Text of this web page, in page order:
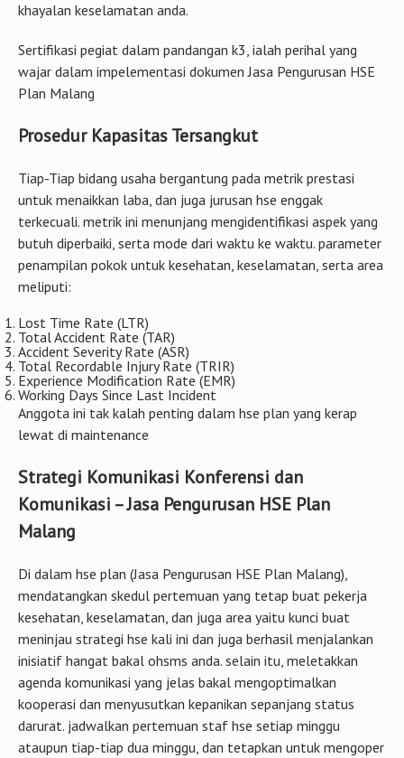
khayalan keselamatan anda.
Sertifikasi pegiat dalam pandangan k3, ialah perihal yang
wajar dalam impelementasi dokumen Jasa Pengurusan HSE
Plan Malang
Prosedur Kapasitas Tersangkut
Tiap-Tiap bidang usaha bergantung pada metrik prestasi
untuk menaikkan laba, dan juga jurusan hse enggak
terkecuali. metrik ini menunjang mengidentifikasi aspek yang
butuh diperbaiki, serta mode dari waktu ke waktu. parameter
penampilan pokok untuk kesehatan, keselamatan, serta area
meliputi:
Lost Time Rate (LTR)
Total Accident Rate (TAR)
Accident Severity Rate (ASR)
Total Recordable Injury Rate (TRIR)
Experience Modification Rate (EMR)
Working Days Since Last Incident
Anggota ini tak kalah penting dalam hse plan yang kerap
lewat di maintenance
Strategi Komunikasi Konferensi dan
Komunikasi – Jasa Pengurusan HSE Plan
Malang
Di dalam hse plan (Jasa Pengurusan HSE Plan Malang),
mendatangkan skedul pertemuan yang tetap buat pekerja
kesehatan, keselamatan, dan juga area yaitu kunci buat
meninjau strategi hse kali ini dan juga berhasil menjalankan
inisiatif hangat bakal ohsms anda. selain itu, meletakkan
agenda komunikasi yang jelas bakal mengoptimalkan
kooperasi dan menyusutkan kepanikan sepanjang status
darurat. jadwalkan pertemuan staf hse setiap minggu
ataupun tiap-tiap dua minggu, dan tetapkan untuk mengoper